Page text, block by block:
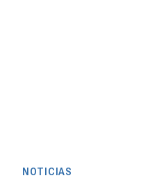
NOTICIAS